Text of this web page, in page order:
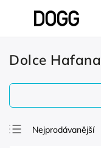
Dolce Hafana
Nejprodávanější